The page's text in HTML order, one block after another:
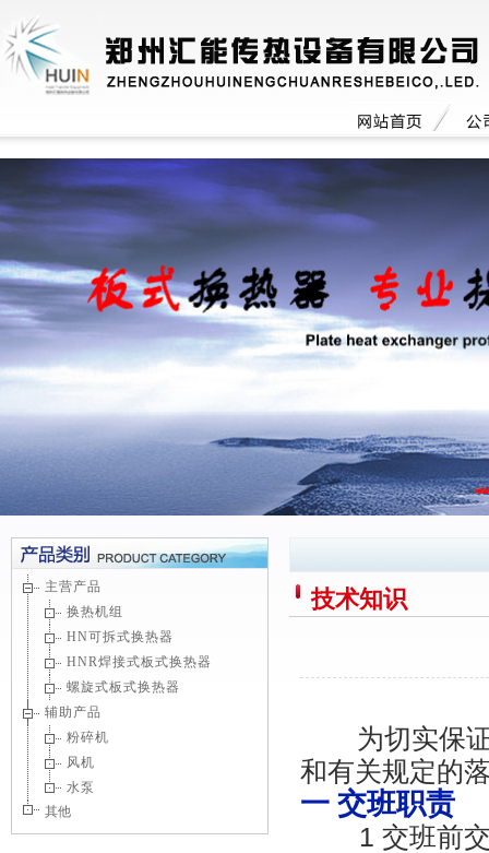
主营产品
换热机组
HN可拆式换热器
HNR焊接式板式换热器
螺旋式板式换热器
辅助产品
粉碎机
风机
水泵
其他
技术知识
为切实保
和有关规定的
一 交班职责
1 交班前